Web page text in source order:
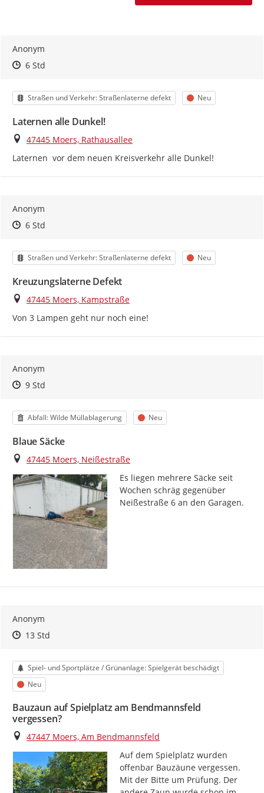
Anonym
Zeitpunkt des Erstellens
Zeitpunkt des Erstellens
6 StdZur Äußerung
Kategorie
Straßen und Verkehr: Straßenlaterne defekt Status
Neu
Laternen alle Dunkel!
Ort
47445 Moers, Rathausallee
Laternen  vor dem neuen Kreisverkehr alle Dunkel!
Anonym
Zeitpunkt des Erstellens
Zeitpunkt des Erstellens
6 StdZur Äußerung
Kategorie
Straßen und Verkehr: Straßenlaterne defekt Status
Neu
Kreuzungslaterne Defekt
Ort
47445 Moers, Kampstraße
Von 3 Lampen geht nur noch eine!
Anonym
Zeitpunkt des Erstellens
Zeitpunkt des Erstellens
9 StdZur Äußerung
Kategorie
Abfall: Wilde Müllablagerung Status
Neu
Blaue Säcke
Ort
47445 Moers, Neißestraße
Es liegen mehrere Säcke seit
Wochen schräg gegenüber
Neißestraße 6 an den Garagen.
Anonym
Zeitpunkt des Erstellens
Zeitpunkt des Erstellens
13 StdZur Äußerung
Kategorie
Spiel- und Sportplätze / Grünanlage: Spielgerät beschädigt
Status
Neu
Bauzaun auf Spielplatz am Bendmannsfeld
vergessen?
Ort
47447 Moers, Am Bendmannsfeld
Auf dem Spielplatz wurden
offenbar Bauzäune vergessen.
Mit der Bitte um Prüfung. Der